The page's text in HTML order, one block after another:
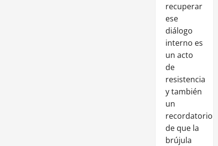
recuperar
ese
diálogo
interno es
un acto
de
resistencia
y también
un
recordatorio
de que la
brújula